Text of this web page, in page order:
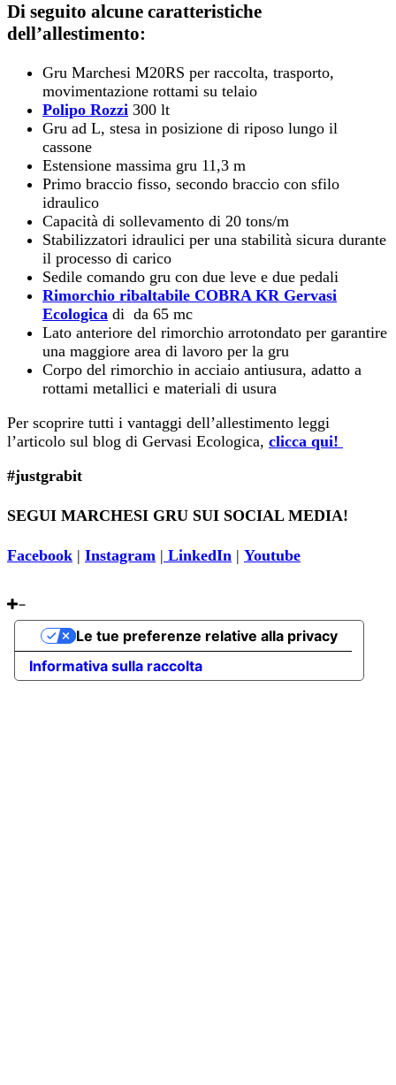
Di seguito alcune caratteristiche
dell’allestimento:
Gru Marchesi M20RS per raccolta, trasporto,
movimentazione rottami su telaio
Polipo Rozzi 300 lt
Gru ad L, stesa in posizione di riposo lungo il
cassone
Estensione massima gru 11,3 m
Primo braccio fisso, secondo braccio con sfilo
idraulico
Capacità di sollevamento di 20 tons/m
Stabilizzatori idraulici per una stabilità sicura durante
il processo di carico
Sedile comando gru con due leve e due pedali
Rimorchio ribaltabile COBRA KR Gervasi
Ecologica di da 65 mc
Lato anteriore del rimorchio arrotondato per garantire
una maggiore area di lavoro per la gru
Corpo del rimorchio in acciaio antiusura, adatto a
rottami metallici e materiali di usura
Per scoprire tutti i vantaggi dell’allestimento leggi
l’articolo sul blog di Gervasi Ecologica, clicca qui!
#justgrabit
SEGUI MARCHESI GRU SUI SOCIAL MEDIA!
Facebook | Instagram | LinkedIn | Youtube
Informativa sulla raccolta
Le tue preferenze relative alla privacy